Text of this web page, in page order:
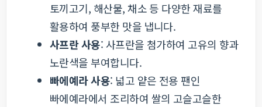
토끼고기, 해산물, 채소 등 다양한 재료를
활용하여 풍부한 맛을 냅니다.
사프란 사용: 사프란을 첨가하여 고유의 향과
노란색을 부여합니다.
빠에예라 사용: 넓고 얕은 전용 팬인
빠에예라에서 조리하여 쌀의 고슬고슬한